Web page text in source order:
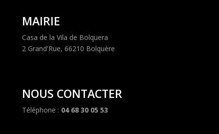
MAIRIE
Casa de la Vila de Bolquera
2 Grand'Rue, 66210 Bolquère
NOUS CONTACTER
Téléphone : 04 68 30 05 53